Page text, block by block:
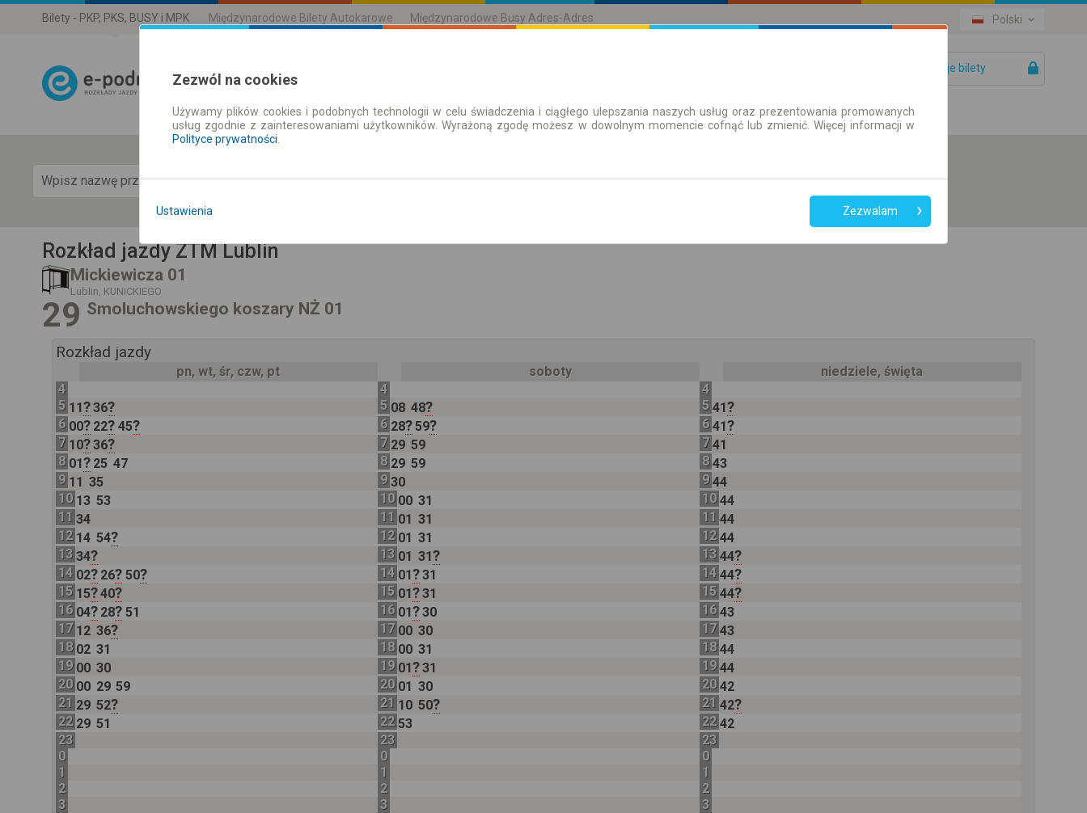
Bilety - PKP, PKS, BUSY i MPK Międzynarodowe Bilety Autokarowe Międzynarodowe Busy Adres-Adres Polski
Twoje bilety
Rozkład Jazdy | Bilety Bilety okresowe
Pokaż rozkład
Rozkład jazdy ZTM Lublin
Mickiewicza 01
Lublin, KUNICKIEGO
29 Smoluchowskiego koszary NŻ 01
Rozkład jazdy
pn, wt, śr, czw, pt
4
5 11?36?
6 00? 22? 45?
7 10?36?
8 01? 25 47
9 11 35
10 13 53
11 34
12 14 54?
13 34?
14 02? 26? 50?
15 15?40?
16 04? 28? 51
17 12 36?
18 02 31
19 00 30
20 00 29 59
21 29 52?
22 29 51
23
0
1
2
3
soboty
4
5 08 48?
6 28?59?
7 29 59
8 29 59
9 30
10 00 31
11 01 31
12 01 31
13 01 31?
14 01?31
15 01?31
16 01?30
17 00 30
18 00 31
19 01?31
20 01 30
21 10 50?
22 53
23
0
1
2
3
niedziele, święta
4
5 41?
6 41?
7 41
8 43
9 44
10 44
11 44
12 44
13 44?
14 44?
15 44?
16 43
17 43
18 44
19 44
20 42
21 42?
22 42
23
0
1
2
3
Zezwól na cookies
Używamy plików cookies i podobnych technologii w celu świadczenia i ciągłego ulepszania naszych usług oraz prezentowania promowanych
usług zgodnie z zainteresowaniami użytkowników. Wyrażoną zgodę możesz w dowolnym momencie cofnąć lub zmienić. Więcej informacji w
Polityce prywatności
Ustawienia Zezwalam